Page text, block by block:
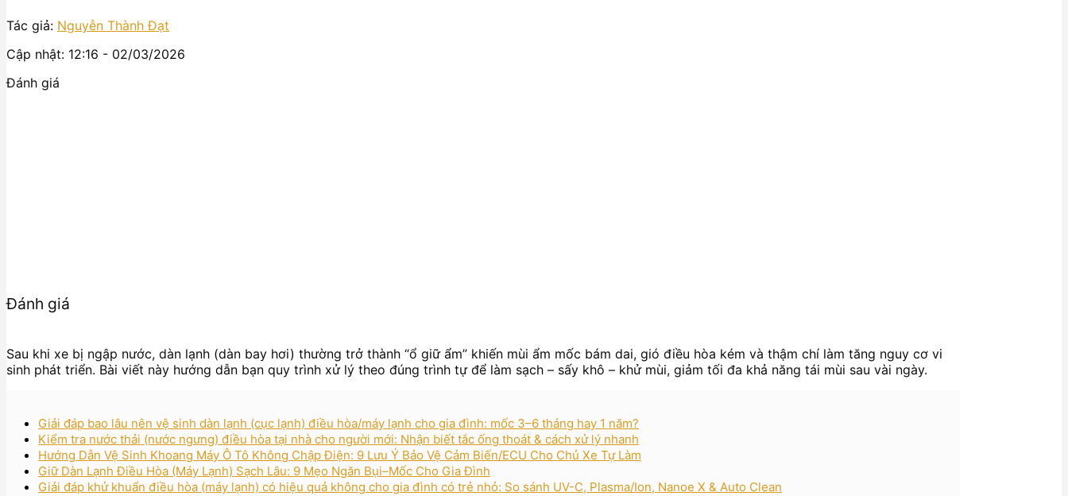
Tác giả: Nguyễn Thành Đạt
Cập nhật: 12:16 - 02/03/2026
Đánh giá
Đánh giá
Sau khi xe bị ngập nước, dàn lạnh (dàn bay hơi) thường trở thành “ổ giữ ẩm” khiến mùi ẩm mốc bám dai, gió điều hòa kém và thậm chí làm tăng nguy cơ vi
sinh phát triển. Bài viết này hướng dẫn bạn quy trình xử lý theo đúng trình tự để làm sạch – sấy khô – khử mùi, giảm tối đa khả năng tái mùi sau vài ngày.
Giải đáp bao lâu nên vệ sinh dàn lạnh (cục lạnh) điều hòa/máy lạnh cho gia đình: mốc 3–6 tháng hay 1 năm?
Kiểm tra nước thải (nước ngưng) điều hòa tại nhà cho người mới: Nhận biết tắc ống thoát & cách xử lý nhanh
Hướng Dẫn Vệ Sinh Khoang Máy Ô Tô Không Chập Điện: 9 Lưu Ý Bảo Vệ Cảm Biến/ECU Cho Chủ Xe Tự Làm
Giữ Dàn Lạnh Điều Hòa (Máy Lạnh) Sạch Lâu: 9 Mẹo Ngăn Bụi–Mốc Cho Gia Đình
Giải đáp khử khuẩn điều hòa (máy lạnh) có hiệu quả không cho gia đình có trẻ nhỏ: So sánh UV-C, Plasma/Ion, Nanoe X & Auto Clean